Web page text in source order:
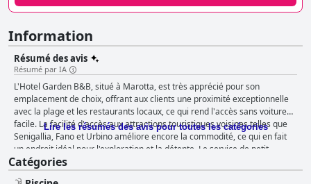
Information
Résumé des avis
Résumé par IA
L'Hotel Garden B&B, situé à Marotta, est très apprécié pour son
emplacement de choix, offrant aux clients une proximité exceptionnelle
avec la plage et les restaurants locaux, ce qui rend l'accès sans voiture
facile. La facilité d'accès aux attractions touristiques voisines telles que
Senigallia, Fano et Urbino améliore encore la commodité, ce qui en fait
un endroit idéal pour l'exploration et la détente. Le service de petit-
déjeuner se distingue par ses offres abondantes et bien préparées,
notamment une délicieuse sélection de gâteaux et de pâtisseries faits
Lire les résumés des avis pour toutes les catégories
Catégories